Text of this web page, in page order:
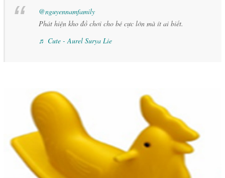
@nguyennamfamily
Phát hiện kho đồ chơi cho bé cực lớn mà ít ai biết.
♬ Cute - Aurel Surya Lie